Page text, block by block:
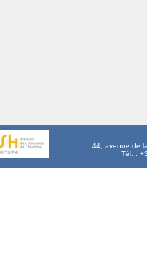
44, avenue de
Tél. :